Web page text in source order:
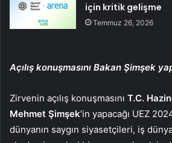
için kritik gelişme
Temmuz 26, 2026
Açılış konuşmasını Bakan Şimşek
Zirvenin açılış konuşmasını T.C.
Mehmet Şimşek’in yapacağı UEZ
dünyanın saygın siyasetçileri, iş